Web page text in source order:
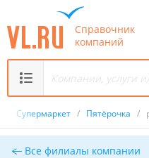
Справочник
компаний
Супермаркет / Пятёрочка /
Все филиалы компании